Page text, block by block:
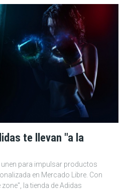
te llevan "a la
para impulsar productos
en Mercado Libre. Con
la tienda de Adidas